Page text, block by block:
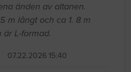
änden av altanen.
m långt och ca 1. 8 m
är L-formad.
07.22.2026 15:40